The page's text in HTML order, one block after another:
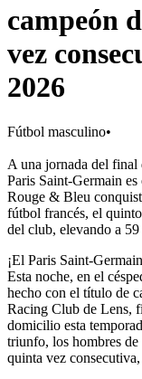
campeón
vez
2026
Fútbol masculino•
A una jornada del final
Paris Saint-Germain
Rouge & Bleu
fútbol francés, el
del club, elevando a
¡El Paris Saint-
Esta noche, en el
hecho con el título de
Racing Club de Lens,
domicilio esta
triunfo, los hombres
quinta vez